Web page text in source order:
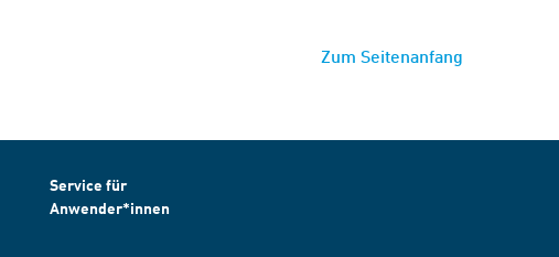
Zum Seitenanfang
Service für
Anwender*innen